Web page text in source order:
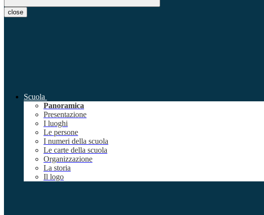
close
Scuola
Panoramica
Presentazione
I luoghi
Le persone
I numeri della scuola
Le carte della scuola
Organizzazione
La storia
Il logo